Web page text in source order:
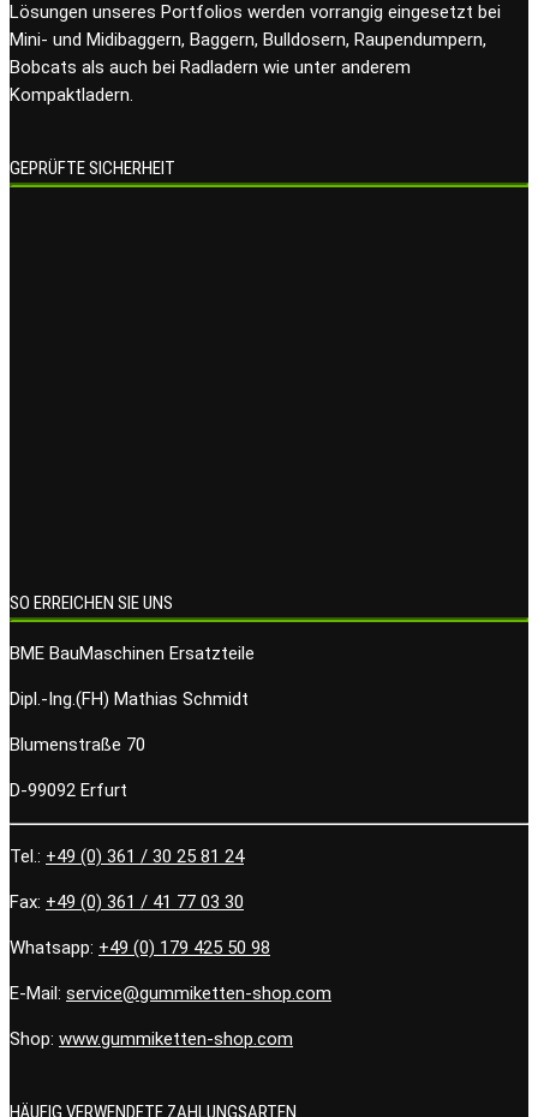
Lösungen unseres Portfolios werden vorrangig eingesetzt bei
Mini- und Midibaggern, Baggern, Bulldosern, Raupendumpern,
Bobcats als auch bei Radladern wie unter anderem
Kompaktladern.
GEPRÜFTE SICHERHEIT
SO ERREICHEN SIE UNS
BME BauMaschinen Ersatzteile
Dipl.-Ing.(FH) Mathias Schmidt
Blumenstraße 70
D-99092 Erfurt
Tel.: +49 (0) 361 / 30 25 81 24
Fax: +49 (0) 361 / 41 77 03 30
Whatsapp: +49 (0) 179 425 50 98
E-Mail: service@gummiketten-shop.com
Shop: www.gummiketten-shop.com
HÄUFIG VERWENDETE ZAHLUNGSARTEN